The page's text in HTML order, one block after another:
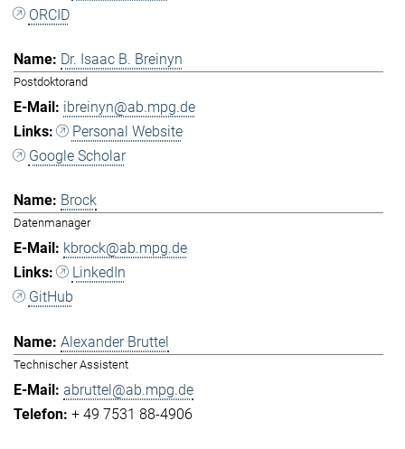
ORCID
Dr. Isaac B. Breinyn
Postdoktorand
ibreinyn@ab.mpg.de
Personal Website
Google Scholar
Brock
Datenmanager
kbrock@ab.mpg.de
LinkedIn
GitHub
Alexander Bruttel
Technischer Assistent
abruttel@ab.mpg.de
+ 49 7531 88-4906